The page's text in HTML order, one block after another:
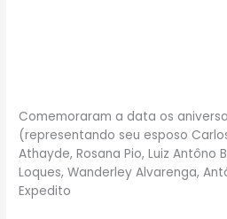
Comemoraram a data os
(representando seu esposo
Athayde, Rosana Pio, Luiz Antôno
Loques, Wanderley Alvarenga,
Expedito